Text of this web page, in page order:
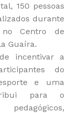
150 pessoas
durante
Centro de
Guaíra.
incentivar a
do
e uma
para o